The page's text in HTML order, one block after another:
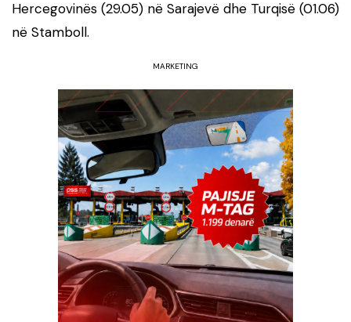
Hercegovinës (29.05) në Sarajevë dhe Turqisë (01.06)
në Stamboll.
MARKETING